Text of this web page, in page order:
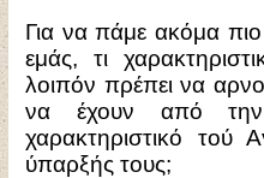
Για να πάμε ακόμα
εμάς, τι
λοιπόν πρέπει να
να έχουν από
χαρακτηριστικό τού
ύπαρξής τους;